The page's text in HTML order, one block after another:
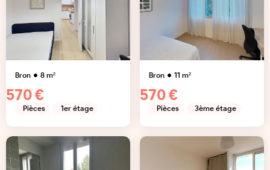
Bron 8m²
570 €
Pièces 1er étage
Bron 11 m²
570 €
Pièces 3ème étage